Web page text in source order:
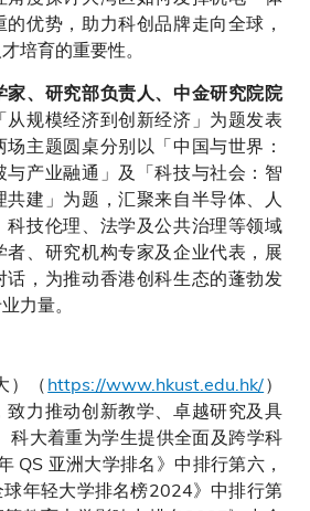
优势，助力科创品牌走向全球，
培育的重要性。
家、研究部负责人、中金研究院院
从规模经济到创新经济」为题发表
主题圆桌分别以「中国与世界：
产业融通」及「科技与社会：智
建」为题，汇聚来自半导体、人
科技伦理、法学及公共治理等领域
者、研究机构专家及企业代表，展
话，为推动香港创科生态的蓬勃发
力量。
）（https://www.hkust.edu.hk/）
致力推动创新教学、卓越研究及具
科大着重为学生提供全面及跨学科
QS 亚洲大学排名》中排行第六，
球年轻大学排名榜2024》中排行第